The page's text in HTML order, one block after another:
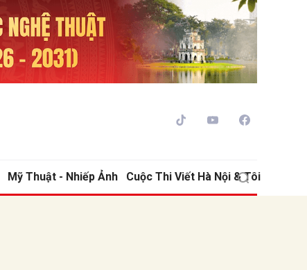
Mỹ Thuật - Nhiếp Ảnh Cuộc Thi Viết Hà Nội & Tôi